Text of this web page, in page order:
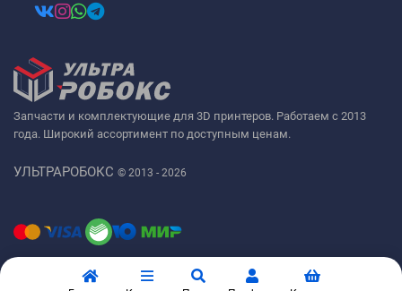
Запчасти и комплектующие для 3D принтеров. Работаем с 2013
года. Широкий ассортимент по доступным ценам.
УЛЬТРАРОБОКС © 2013 - 2026